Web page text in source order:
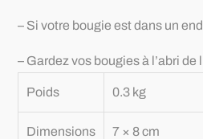
– Si votre bougie est dans un
– Gardez vos bougies à l’abri de
Poids 0.3 kg
Dimensions 7 × 8 cm